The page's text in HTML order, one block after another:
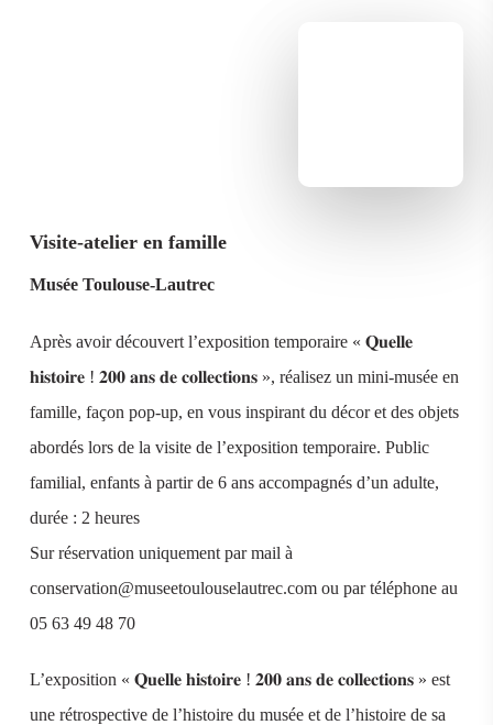
Visite-atelier en famille
Musée Toulouse-Lautrec
Après avoir découvert l’exposition temporaire « 𝐐𝐮𝐞𝐥𝐥𝐞
𝐡𝐢𝐬𝐭𝐨𝐢𝐫𝐞 ! 𝟐𝟎𝟎 𝐚𝐧𝐬 𝐝𝐞 𝐜𝐨𝐥𝐥𝐞𝐜𝐭𝐢𝐨𝐧𝐬 », réalisez un mini-musée en
famille, façon pop-up, en vous inspirant du décor et des objets
abordés lors de la visite de l’exposition temporaire. Public
familial, enfants à partir de 6 ans accompagnés d’un adulte,
durée : 2 heures
Sur réservation uniquement par mail à
conservation@museetoulouselautrec.com ou par téléphone au
05 63 49 48 70
L’exposition « 𝐐𝐮𝐞𝐥𝐥𝐞 𝐡𝐢𝐬𝐭𝐨𝐢𝐫𝐞 ! 𝟐𝟎𝟎 𝐚𝐧𝐬 𝐝𝐞 𝐜𝐨𝐥𝐥𝐞𝐜𝐭𝐢𝐨𝐧𝐬 » est
une rétrospective de l’histoire du musée et de l’histoire de sa